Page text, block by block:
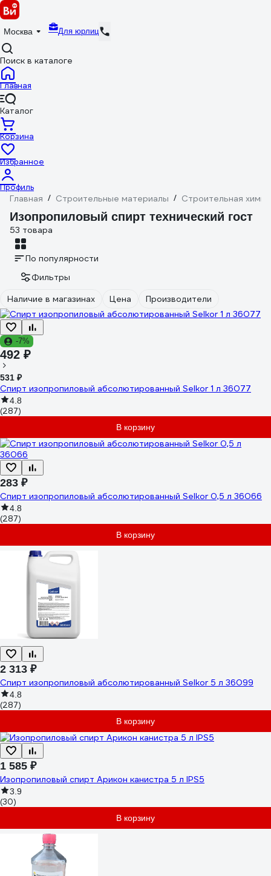
Москва Для юрлиц
Поиск в каталоге
Главная
Каталог
Корзина
Избранное
Профиль
Главная / Строительные материалы / Строительная химия
Изопропиловый спирт технический гост
53 товара
По популярности
Фильтры
Наличие в магазинах
Цена Производители
-7%
492 ₽
531 ₽
Спирт изопропиловый абсолютированный Selkor 1 л 36077
4.8
(287)
В корзину
283 ₽
Спирт изопропиловый абсолютированный Selkor 0,5 л 36066
4.8
(287)
В корзину
2 313 ₽
Спирт изопропиловый абсолютированный Selkor 5 л 36099
4.8
(287)
В корзину
1 585 ₽
Изопропиловый спирт Арикон канистра 5 л IPS5
3.9
(30)
В корзину